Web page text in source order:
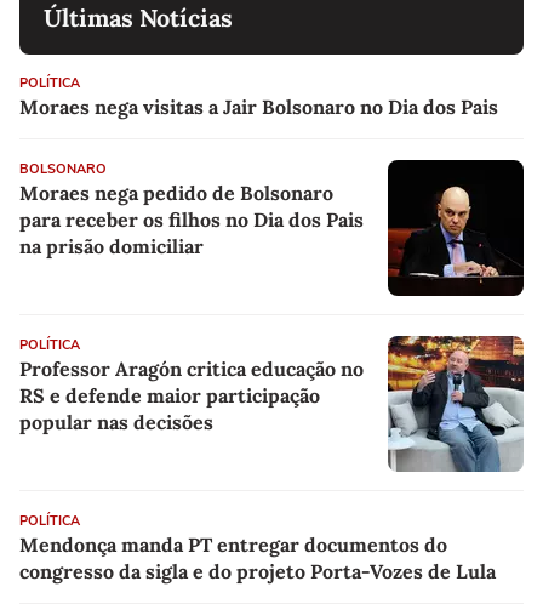
Últimas Notícias
POLÍTICA
Moraes nega visitas a Jair Bolsonaro no Dia dos Pais
BOLSONARO
Moraes nega pedido de Bolsonaro
para receber os filhos no Dia dos Pais
na prisão domiciliar
POLÍTICA
Professor Aragón critica educação no
RS e defende maior participação
popular nas decisões
POLÍTICA
Mendonça manda PT entregar documentos do
congresso da sigla e do projeto Porta-Vozes de Lula